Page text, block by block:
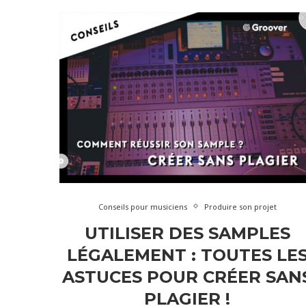
Conseils pour musiciens Produire son projet
UTILISER DES SAMPLES
LÉGALEMENT : TOUTES
ASTUCES POUR CRÉER
PLAGIER !